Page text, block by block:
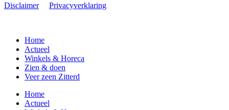
Disclaimer
Privacyverklaring
Home
Actueel
Winkels & Horeca
Zien & doen
Veer zeen Zitterd
Home
Actueel